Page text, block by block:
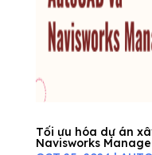
Tối ưu hóa dự án
Navisworks Manage